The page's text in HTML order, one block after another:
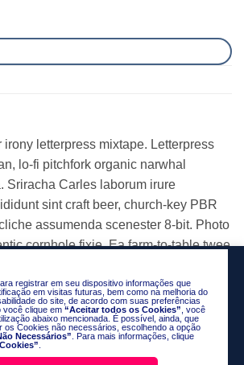
irony letterpress mixtape. Letterpress
lo-fi pitchfork organic narwhal
Sriracha Carles laborum irure
sint craft beer, church-key PBR
assumenda scenester 8-bit. Photo
cornhole fixie. Ea farm-to-table twee
yr.registrar em seu dispositivo informações que
em visitas futuras, bem como na melhoria do
do site, de acordo com suas preferências
você clique em “Aceitar todos os Cookies” , você
abaixo mencionada. É possível, ainda, que
os Cookies não necessários, escolhendo a opção
Necessários” . Para mais informações, clique